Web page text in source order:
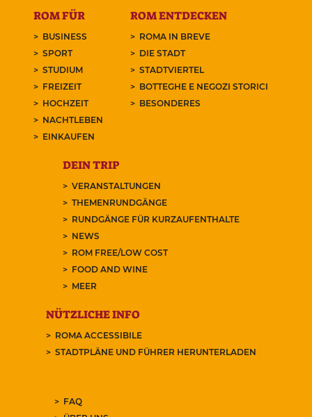
ROM FÜR
BUSINESS
SPORT
STUDIUM
FREIZEIT
HOCHZEIT
NACHTLEBEN
EINKAUFEN
ROM ENTDECKEN
ROMA IN BREVE
DIE STADT
STADTVIERTEL
BOTTEGHE E NEGOZI STORICI
BESONDERES
DEIN TRIP
VERANSTALTUNGEN
THEMENRUNDGÄNGE
RUNDGÄNGE FÜR KURZAUFENTHALTE
NEWS
ROM FREE/LOW COST
FOOD AND WINE
MEER
NÜTZLICHE INFO
ROMA ACCESSIBILE
STADTPLÄNE UND FÜHRER HERUNTERLADEN
FAQ